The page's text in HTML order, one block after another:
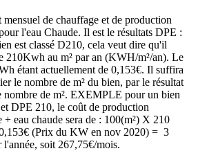
mensuel de chauffage et de production
l'eau Chaude. Il est le résultats DPE :
est classé D210, cela veut dire qu'il
210Kwh au m² par an (KWH/m²/an). Le
étant actuellement de 0,153€. Il suffira
le nombre de m² du bien, par le résultat
nombre de m². EXEMPLE pour un bien
DPE 210, le coût de production
+ eau chaude sera de : 100(m²) X 210
(Prix du KW en nov 2020) = 3
l'année, soit 267,75€/mois.